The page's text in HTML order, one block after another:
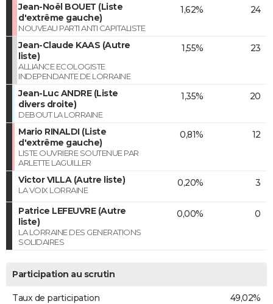
Jean-Noël BOUET (Liste
d'extrême gauche)
NOUVEAU PARTI ANTI CAPITALISTE
1,62% 24
Jean-Claude KAAS (Autre
liste)
ALLIANCE ECOLOGISTE
INDEPENDANTE DE LORRAINE
1,55% 23
Jean-Luc ANDRE (Liste
divers droite)
DEBOUT LA LORRAINE
1,35% 20
Mario RINALDI (Liste
d'extrême gauche)
LISTE OUVRIERE SOUTENUE PAR
ARLETTE LAGUILLER
0,81% 12
Victor VILLA (Autre liste)
LA VOIX LORRAINE
0,20% 3
Patrice LEFEUVRE (Autre
liste)
LA LORRAINE DES GENERATIONS
SOLIDAIRES
0,00% 0
Participation au scrutin
Taux de participation 49,02%